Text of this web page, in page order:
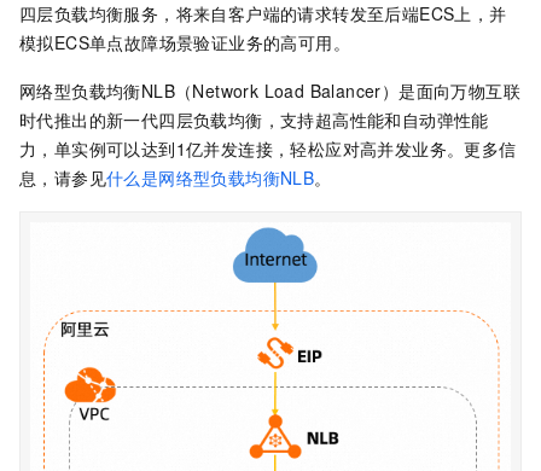
四层负载均衡服务，将来自客户端的请求转发至后端ECS上，并
模拟ECS单点故障场景验证业务的高可用。
网络型负载均衡NLB（Network Load Balancer）是面向万物互联
时代推出的新一代四层负载均衡，支持超高性能和自动弹性能
力，单实例可以达到1亿并发连接，轻松应对高并发业务。更多信
息，请参见什么是网络型负载均衡NLB。